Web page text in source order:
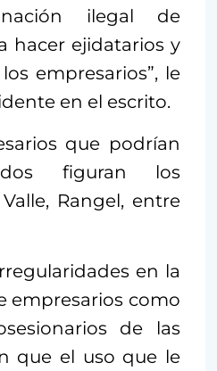
ilegal de
hacer ejidatarios y
empresarios”, le
en el escrito.
que podrían
figuran los
Rangel, entre
en la
empresarios como
de las
que el uso que le